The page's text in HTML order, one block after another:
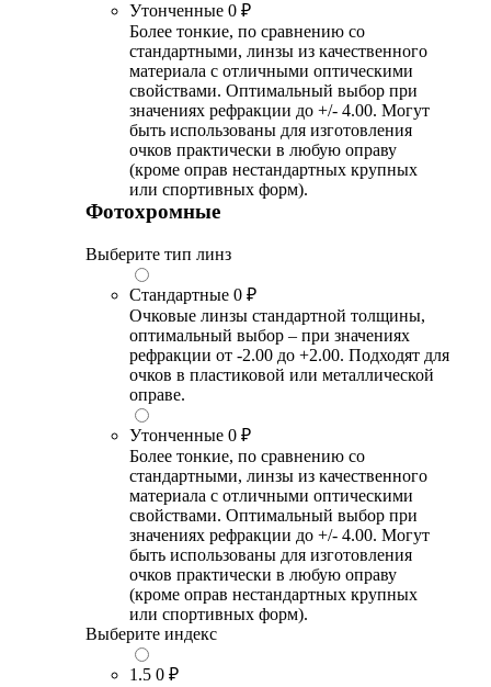
Утонченные 0 ₽
Более тонкие, по сравнению со
стандартными, линзы из качественного
материала с отличными оптическими
свойствами. Оптимальный выбор при
значениях рефракции до +/- 4.00. Могут
быть использованы для изготовления
очков практически в любую оправу
(кроме оправ нестандартных крупных
или спортивных форм).
Фотохромные
Выберите тип линз
Стандартные 0 ₽
Очковые линзы стандартной толщины,
оптимальный выбор – при значениях
рефракции от -2.00 до +2.00. Подходят для
очков в пластиковой или металлической
оправе.
Утонченные 0 ₽
Более тонкие, по сравнению со
стандартными, линзы из качественного
материала с отличными оптическими
свойствами. Оптимальный выбор при
значениях рефракции до +/- 4.00. Могут
быть использованы для изготовления
очков практически в любую оправу
(кроме оправ нестандартных крупных
или спортивных форм).
Выберите индекс
1.5 0 ₽